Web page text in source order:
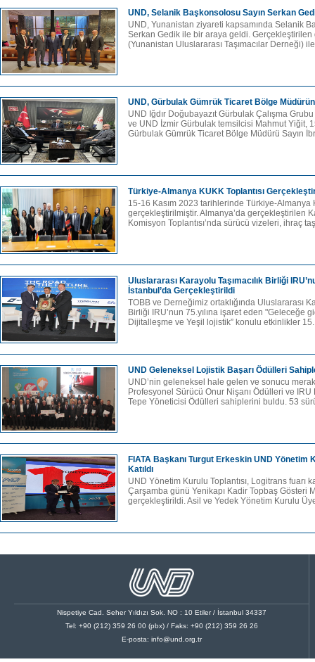
UND, Selanik Başkonsolosu Sayın Serkan
UND, Yunanistan ziyareti kapsamında Selanik
Serkan Gedik ile bir araya geldi. Gerçekleştirilen
(Yunanistan Uluslararası Taşımacılar Derneği)
UND, Gürbulak Gümrük Ticaret Bölge
UND Iğdır Doğubayazıt Gürbulak Çalışma
ve UND İzmir Gürbulak temsilcisi Mahmut Yiğit,
Gürbulak Gümrük Ticaret Bölge Müdürü Sayın
Türkiye-Almanya KUKK Toplantısı
15-16 Kasım 2023 tarihlerinde Türkiye-Almanya
gerçekleştirilmiştir. Almanya’da gerçekleştirilen
Komisyon Toplantısı’nda sürücü vizeleri, ihraç
Uluslararası Karayolu Taşımacılık Birliği
İstanbul’da Gerçekleştirildi
TOBB ve Derneğimiz ortaklığında Uluslararası
Birliği IRU’nun 75.yılına işaret eden "Geleceğe
Dijitalleşme ve Yeşil lojistik” konulu etkinlikler
UND Geleneksel Lojistik Başarı Ödülleri
UND’nin geleneksel hale gelen ve sonucu
Profesyonel Sürücü Onur Nişanı Ödülleri ve
Tepe Yöneticisi Ödülleri sahiplerini buldu. 53
FIATA Başkanı Turgut Erkeskin UND Yönetim
Katıldı
UND Yönetim Kurulu Toplantısı, Logitrans fuarı
Çarşamba günü Yenikapı Kadir Topbaş Gösteri
gerçekleştirildi. Asil ve Yedek Yönetim Kurulu
Nispetiye Cad. Seher Yıldızı Sok. NO : 10 Etiler / İstanbul 34337
Tel: +90 (212) 359 26 00 (pbx) / Faks: +90 (212) 359 26 26
E-posta: info@und.org.tr